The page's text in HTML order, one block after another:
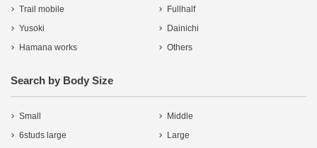
Trail mobile
Fullhalf
Yusoki
Dainichi
Hamana works
Others
Search by Body Size
Small
Middle
6studs large
Large